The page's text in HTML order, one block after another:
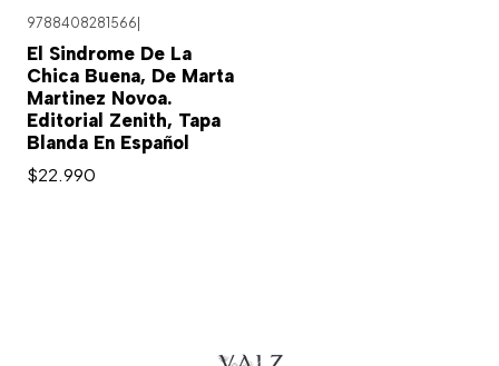
9788408281566
El Sindrome De La
Chica Buena, De Marta
Martinez Novoa.
Editorial Zenith, Tapa
Blanda En Español
$22.990